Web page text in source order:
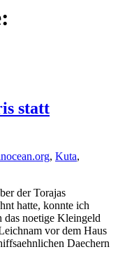
statt
, Kuta,
der Torajas
hatte, konnte ich
das noetige Kleingeld
vor dem Haus
Daechern